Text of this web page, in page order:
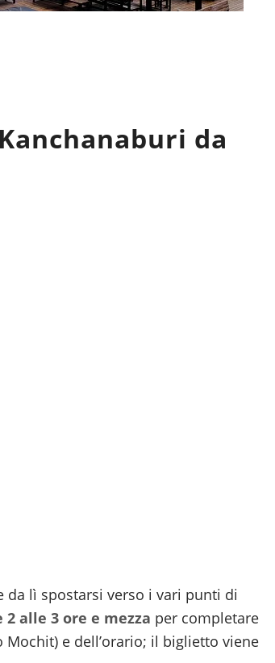
da
da lì spostarsi verso i vari punti di
2 alle 3 ore e mezza per completare
e dell’orario; il biglietto viene